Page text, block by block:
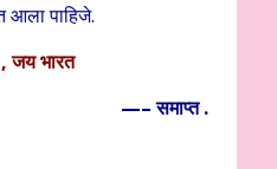
आला पाहिजे.
जय भारत
—– समाप्त .